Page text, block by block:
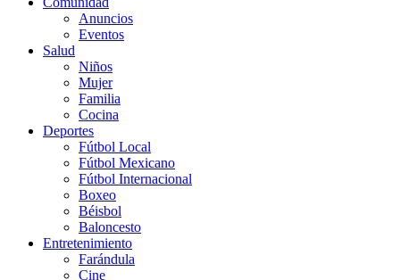
Anuncios
Eventos
Salud
Niños
Mujer
Familia
Cocina
Deportes
Fútbol Local
Fútbol Mexicano
Fútbol Internacional
Boxeo
Béisbol
Baloncesto
Entretenimiento
Farándula
Cine